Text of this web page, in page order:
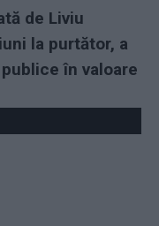
de Liviu
la purtător, a
în valoare